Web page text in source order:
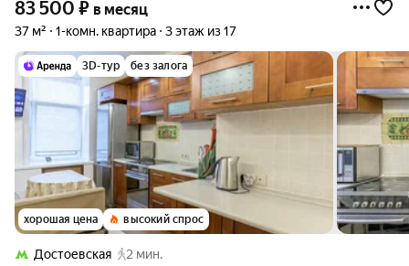
83 500 ₽ в месяц
37 м² 1-комн. квартира 3 этаж из 17
3D-тур без залога
хорошая цена высокий спрос
Достоевская
2 мин.